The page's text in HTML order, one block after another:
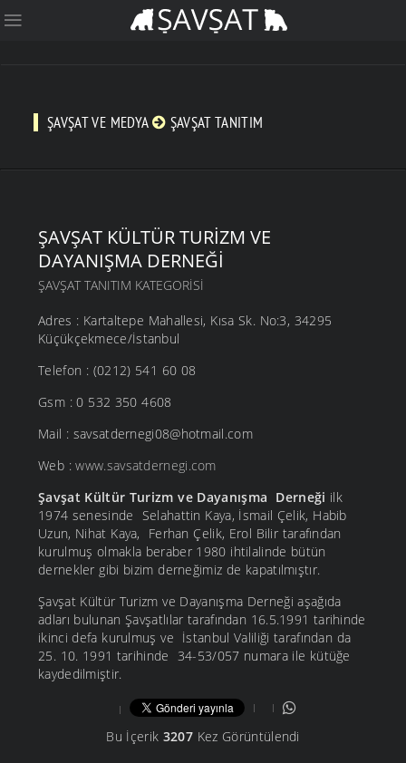
ŞAVŞAT VE MEDYA ŞAVŞAT TANITIM
ŞAVŞAT KÜLTÜR TURIZM VE
DAYANIŞMA DERNEĞI
ŞAVŞAT TANITIM KATEGORISI
Adres : Kartaltepe Mahallesi, Kısa Sk. No:3, 34295
Küçükçekmece/İstanbul
Telefon : (0212) 541 60 08
Gsm : 0 532 350 4608
Mail : savsatdernegi08@hotmail.com
Web :www.savsatdernegi.com
Şavşat Kültür Turizm ve Dayanışma Derneği ilk
1974 senesinde Selahattin Kaya, İsmail Çelik, Habib
Uzun, Nihat Kaya, Ferhan Çelik, Erol Bilir tarafından
kurulmuş olmakla beraber 1980 ihtilalinde bütün
dernekler gibi bizim derneğimiz de kapatılmıştır.
Şavşat Kültür Turizm ve Dayanışma Derneği aşağıda
adları bulunan Şavşatlılar tarafından 16.5.1991 tarihinde
ikinci defa kurulmuş ve İstanbul Valiliği tarafından da
25. 10. 1991 tarihinde 34-53/057 numara ile kütüğe
kaydedilmiştir.
Bu İçerik 3207 Kez Görüntülendi